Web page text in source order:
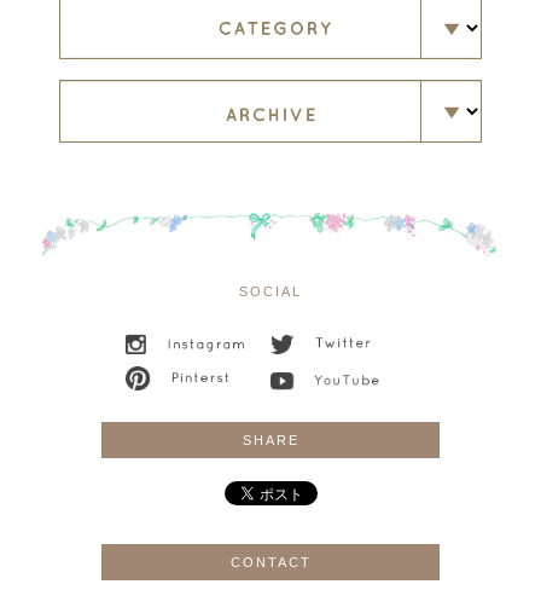
SOCIAL
SHARE
CONTACT